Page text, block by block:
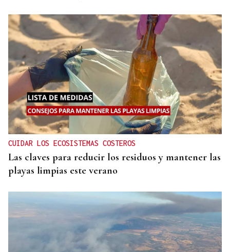
CUIDAR LOS ECOSISTEMAS COSTEROS
Las claves para reducir los residuos y mantener las
playas limpias este verano